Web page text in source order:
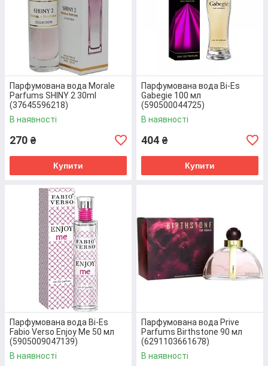
Туалетна вода для чоловіків
Rasasi Hope
Унікальна туалетна вода, яка належить до
сімейства східних ароматів. Основними нотами є
квіти, цитруси, морська вода. Парфумована вода
продається в ємності 75 мл.
Перейти до товару
Усі позиції каталогу!
ЧОМУ ВАРТО ЗРОБИТИ ПОКУПКУ В
ІНТЕРНЕТ-МАГАЗИНІ “E-MAG”?
Парфумована вода Morale
Parfums SHINY 2 30ml
(37645596218)
В наявності
270 ₴
Купити
Парфумована вода Bi-Es
Gabegie 100 мл
(590500044725)
В наявності
404 ₴
Купити
Парфумована вода Bi-Es
Fabio Verso Enjoy Me 50 мл
(5905009047139)
В наявності
Парфумована вода Prive
Parfums Birthstone 90 мл
(6291103661678)
В наявності